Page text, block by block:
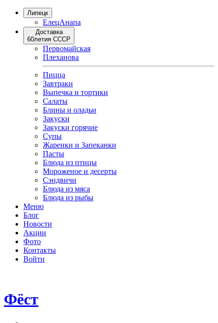
Липецк
ЕлецАнапа
Доставка
60летия СССР
Первомайская
Плеханова
Пицца
Завтраки
Выпечка и тортики
Салаты
Блины и оладьи
Закуски
Закуски горячие
Супы
Жаренки и Запеканки
Пасты
Блюда из птицы
Мороженое и десерты
Сэндвичи
Блюда из мяса
Блюда из рыбы
Меню
Блог
Новости
Акции
Фото
Контакты
Войти
Фёст